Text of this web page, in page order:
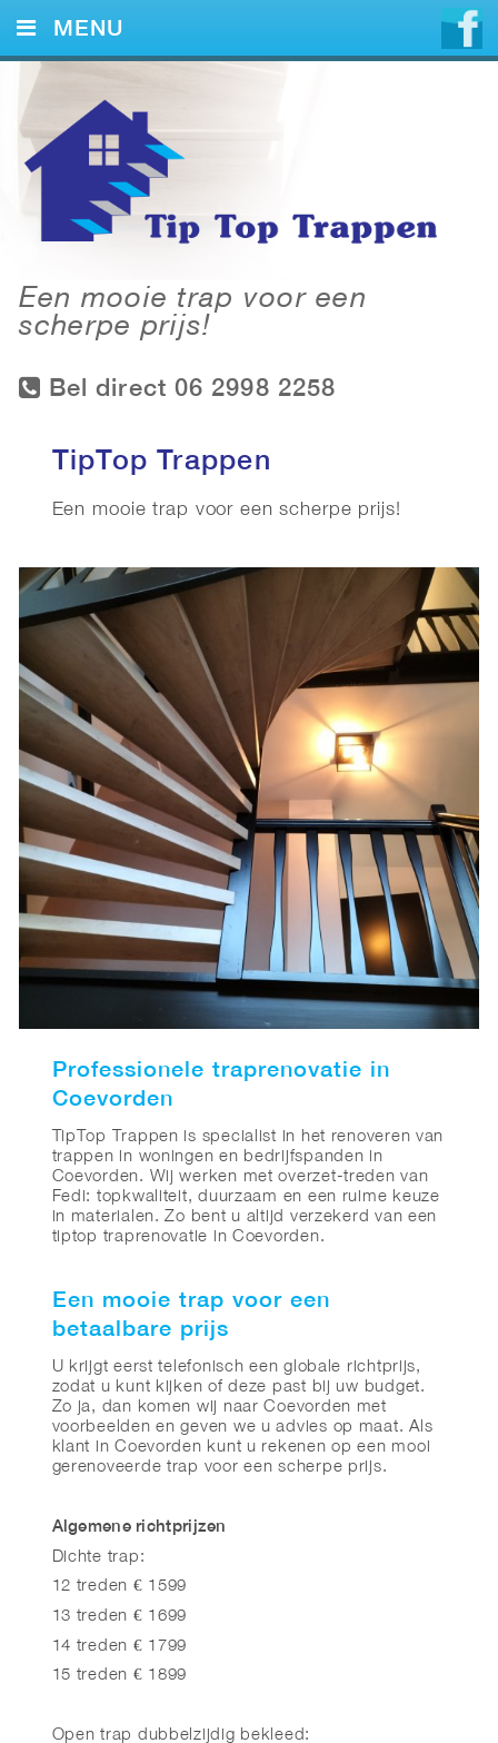
Een mooie trap voor een
scherpe prijs!
Bel direct 06 2998 2258
MENU
HOME
DIENSTEN
VOORBEELDEN
CONTACT
TipTop Trappen
Een mooie trap voor een scherpe prijs!
Professionele traprenovatie in
Coevorden
TipTop Trappen is specialist in het renoveren van
trappen in woningen en bedrijfspanden in
Coevorden. Wij werken met overzet-treden van
Fedi: topkwaliteit, duurzaam en een ruime keuze
in materialen. Zo bent u altijd verzekerd van een
tiptop traprenovatie in Coevorden.
Een mooie trap voor een
betaalbare prijs
U krijgt eerst telefonisch een globale richtprijs,
zodat u kunt kijken of deze past bij uw budget.
Zo ja, dan komen wij naar Coevorden met
voorbeelden en geven we u advies op maat. Als
klant in Coevorden kunt u rekenen op een mooi
gerenoveerde trap voor een scherpe prijs.
Algemene richtprijzen
Dichte trap:
12 treden € 1599
13 treden € 1699
14 treden € 1799
15 treden € 1899
Open trap dubbelzijdig bekleed: